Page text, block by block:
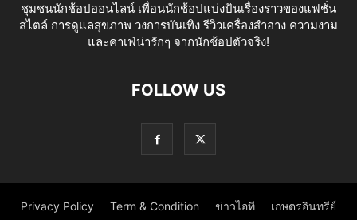
ชุมชนนักช้อปออนไลน์ เพื่อนนักช้อปแบ่งปันเรื่องราวของแฟชั่น
สไตล์ การดูแลสุขภาพ วงการบันเทิง รีวิวเครื่องสำอาง ความงาม
และคาเฟ่น่ารักๆ จากนักช้อปตัวจริง!
FOLLOW US
Privacy Policy Term & Condition ข่าวไอที เกษตรอินทรีย์